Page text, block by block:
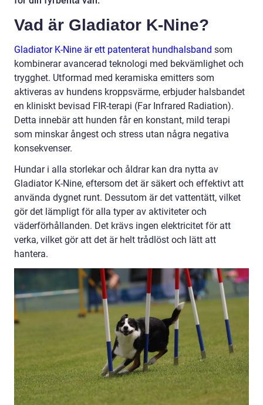
Vad är Gladiator K-Nine?
Gladiator K-Nine är ett patenterat hundhalsband som
kombinerar avancerad teknologi med bekvämlighet och
trygghet. Utformad med keramiska emitters som
aktiveras av hundens kroppsvärme, erbjuder halsbandet
en kliniskt bevisad FIR-terapi (Far Infrared Radiation).
Detta innebär att hunden får en konstant, mild terapi
som minskar ångest och stress utan några negativa
konsekvenser.
Hundar i alla storlekar och åldrar kan dra nytta av
Gladiator K-Nine, eftersom det är säkert och effektivt att
använda dygnet runt. Dessutom är det vattentätt, vilket
gör det lämpligt för alla typer av aktiviteter och
väderförhållanden. Det krävs ingen elektricitet för att
verka, vilket gör att det är helt trådlöst och lätt att
hantera.